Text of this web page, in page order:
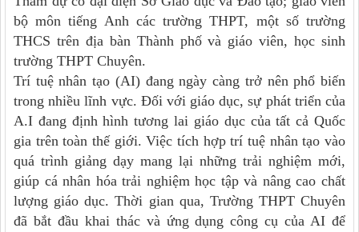
bộ môn tiếng Anh các trường THPT, một số trường
THCS trên địa bàn Thành phố và giáo viên, học sinh
trường THPT Chuyên.
Trí tuệ nhân tạo (AI) đang ngày càng trở nên phổ biến
trong nhiều lĩnh vực. Đối với giáo dục, sự phát triển của
A.I đang định hình tương lai giáo dục của tất cả Quốc
gia trên toàn thế giới. Việc tích hợp trí tuệ nhân tạo vào
quá trình giảng dạy mang lại những trải nghiệm mới,
giúp cá nhân hóa trải nghiệm học tập và nâng cao chất
lượng giáo dục. Thời gian qua, Trường THPT Chuyên
đã bắt đầu khai thác và ứng dụng công cụ của AI để